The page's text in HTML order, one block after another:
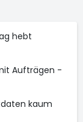
hebt
Aufträgen -
kaum